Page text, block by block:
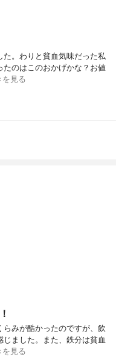
。わりと貧血気味だった私
のはこのおかげかな？お値
を見る
らみが酷かったのですが、飲
ました。また、鉄分は貧血
を見る